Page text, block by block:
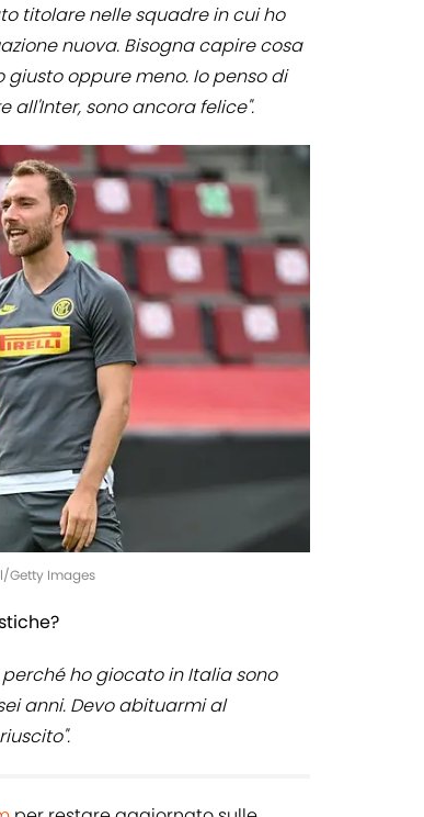
titolare nelle squadre in cui ho
nuova. Bisogna capire cosa
oppure meno. Io penso di
all'Inter, sono ancora felice".
Getty Images
ho giocato in Italia sono
anni. Devo abituarmi al